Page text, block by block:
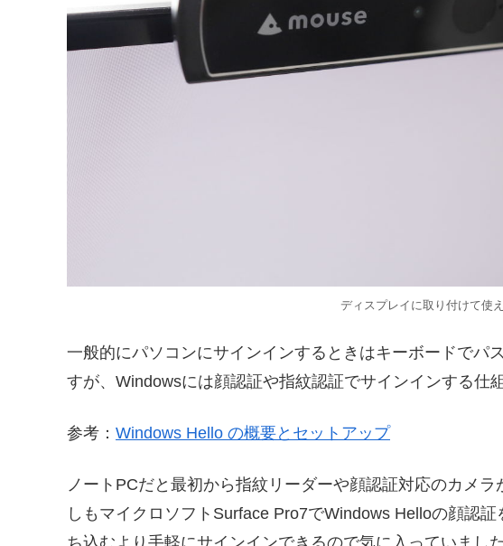
ディスプレイに取り付けて使
一般的にパソコンにサインインするときはキーボードでパ
すが、Windowsには顔認証や指紋認証でサインインする仕
参考： Windows Hello の概要とセットアップ
ノートPCだと最初から指紋リーダーや顔認証対応のカメ
しもマイクロソフトSurface Pro7でWindows Helloの顔認